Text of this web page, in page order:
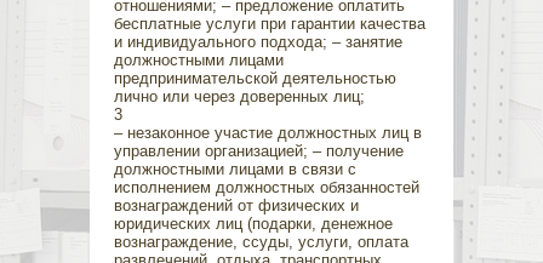
отношениями; – предложение оплатить
бесплатные услуги при гарантии качества
и индивидуального подхода; – занятие
должностными лицами
предпринимательской деятельностью
лично или через доверенных лиц;
3
– незаконное участие должностных лиц в
управлении организацией; – получение
должностными лицами в связи с
исполнением должностных обязанностей
вознаграждений от физических и
юридических лиц (подарки, денежное
вознаграждение, ссуды, услуги, оплата